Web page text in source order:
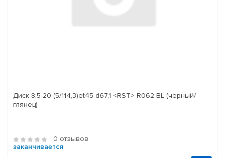
Диск 8,5-20 (5/114,3)et45 d67,1 <RST> R062 BL (черный/
глянец)
0 отзывов
заканчивается